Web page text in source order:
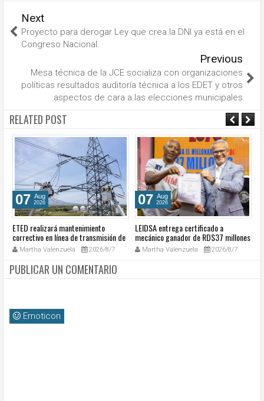
Next
Proyecto para derogar Ley que crea la DNI ya está en el
Congreso Nacional.
Previous
Mesa técnica de la JCE socializa con organizaciones
políticas resultados auditoría técnica a los EDET y otros
aspectos de cara a las elecciones municipales
RELATED POST
07 Aug
2026
ETED realizará mantenimiento
correctivo en línea de transmisión de
la región Sur
Martha Valenzuela 2026/8/7
07 Aug
2026
LEIDSA entrega certificado a
mecánico ganador de RD$37 millones
con el Loto
Martha Valenzuela 2026/8/7
PUBLICAR UN COMENTARIO
Emoticon